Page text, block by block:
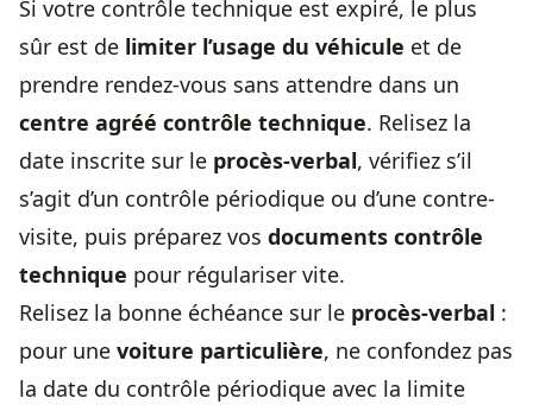
Si votre contrôle technique est expiré, le plus
sûr est de limiter l’usage du véhicule et de
prendre rendez-vous sans attendre dans un
centre agréé contrôle technique. Relisez la
date inscrite sur le procès-verbal, vérifiez s’il
s’agit d’un contrôle périodique ou d’une contre-
visite, puis préparez vos documents contrôle
technique pour régulariser vite.
Relisez la bonne échéance sur le procès-verbal :
pour une voiture particulière, ne confondez pas
la date du contrôle périodique avec la limite